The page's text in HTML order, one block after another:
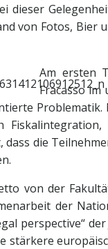
dieser
von Fotos, Bier
Am ersten
Fracasso
die
von der
der
perspective“
stärkere